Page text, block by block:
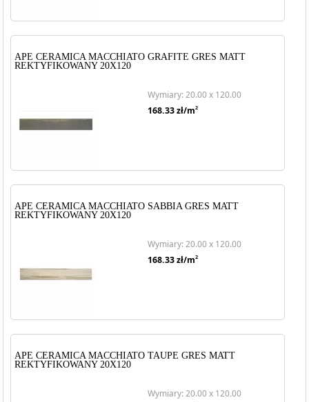
APE CERAMICA MACCHIATO GRAFITE GRES MATT
REKTYFIKOWANY 20X120
Wymiary: 20.00 x 120.00
168.33zł/m2
APE CERAMICA MACCHIATO SABBIA GRES MATT
REKTYFIKOWANY 20X120
Wymiary: 20.00 x 120.00
168.33zł/m2
APE CERAMICA MACCHIATO TAUPE GRES MATT
REKTYFIKOWANY 20X120
Wymiary: 20.00 x 120.00